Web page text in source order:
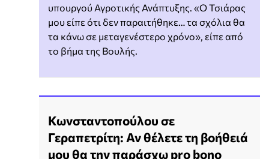
υπουργού Αγροτικής Ανάπτυξης. «Ο Τσιάρας
μου είπε ότι δεν παραιτήθηκε… τα σχόλια θα
τα κάνω σε μεταγενέστερο χρόνο», είπε από
το βήμα της Βουλής.
Κωνσταντοπούλου σε
Γεραπετρίτη: Αν θέλετε τη βοήθειά
μου θα την παράσχω pro bono